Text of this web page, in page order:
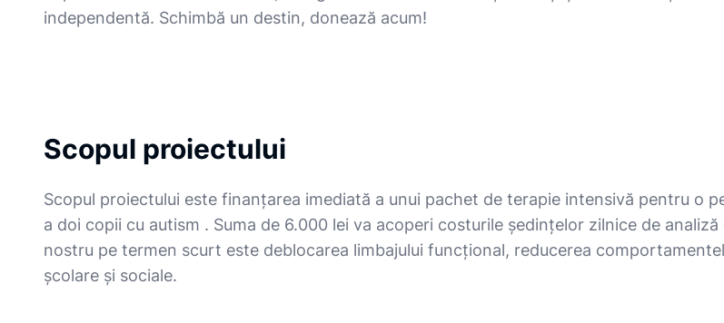
independentă. Schimbă un destin, donează acum!
Scopul proiectului
Scopul proiectului este finanțarea imediată a unui pachet de terapie intensivă pentru o
a doi copii cu autism . Suma de 6.000 lei va acoperi costurile ședințelor zilnice de
nostru pe termen scurt este deblocarea limbajului funcțional, reducerea
școlare și sociale.